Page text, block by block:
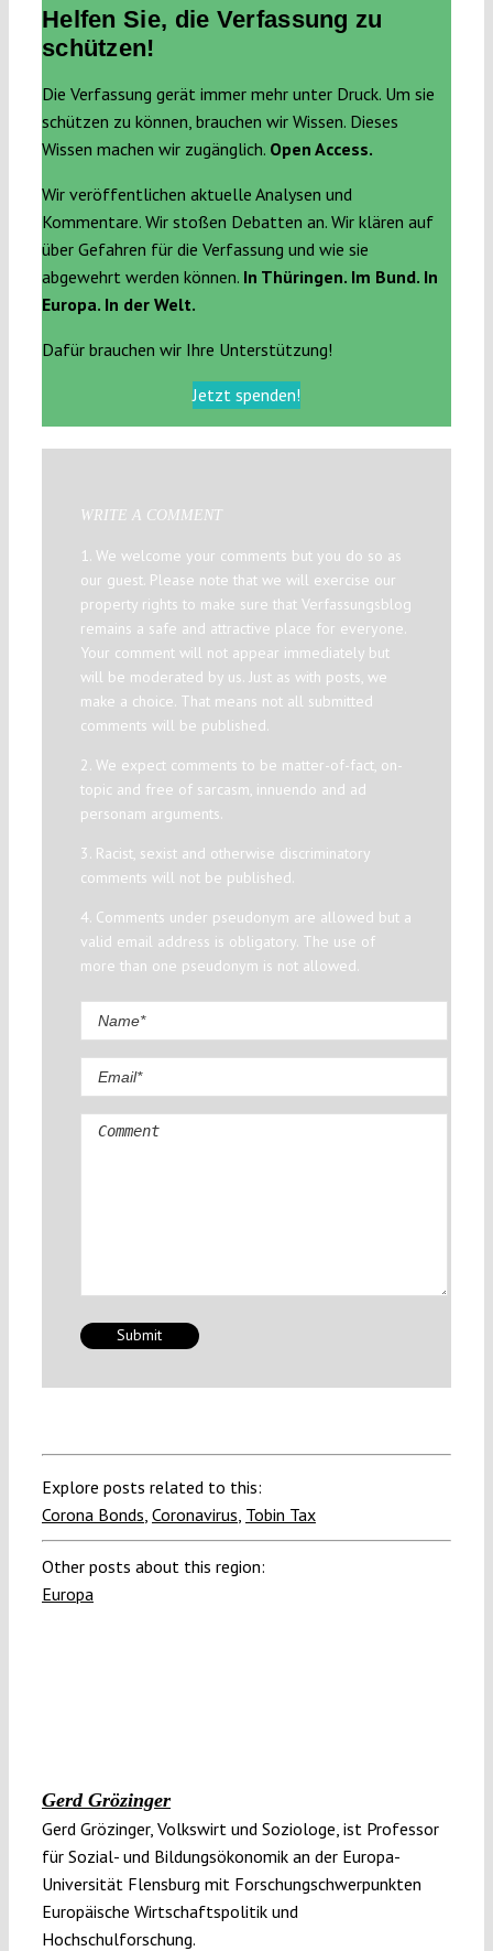
Helfen Sie, die Verfassung zu
schützen!
Die Verfassung gerät immer mehr unter Druck. Um sie
schützen zu können, brauchen wir Wissen. Dieses
Wissen machen wir zugänglich. Open Access.
Wir veröffentlichen aktuelle Analysen und
Kommentare. Wir stoßen Debatten an. Wir klären auf
über Gefahren für die Verfassung und wie sie
abgewehrt werden können. In Thüringen. Im Bund. In
Europa. In der Welt.
Dafür brauchen wir Ihre Unterstützung!
Jetzt spenden!
WRITE A COMMENT
1. We welcome your comments but you do so as
our guest. Please note that we will exercise our
property rights to make sure that Verfassungsblog
remains a safe and attractive place for everyone.
Your comment will not appear immediately but
will be moderated by us. Just as with posts, we
make a choice. That means not all submitted
comments will be published.
2. We expect comments to be matter-of-fact, on-
topic and free of sarcasm, innuendo and ad
personam arguments.
3. Racist, sexist and otherwise discriminatory
comments will not be published.
4. Comments under pseudonym are allowed but a
valid email address is obligatory. The use of
more than one pseudonym is not allowed.
Comment
Explore posts related to this:
Corona Bonds Coronavirus Tobin Tax
Other posts about this region:
Europa
Gerd Grözinger
Gerd Grözinger, Volkswirt und Soziologe, ist Professor
für Sozial- und Bildungsökonomik an der Europa-
Universität Flensburg mit Forschungschwerpunkten
Europäische Wirtschaftspolitik und
Hochschulforschung.